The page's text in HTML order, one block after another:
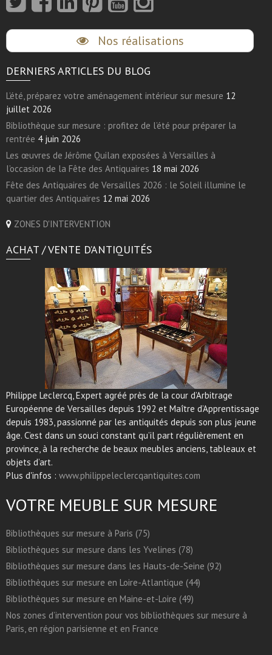
Nos réalisations
DERNIERS ARTICLES DU BLOG
L’été, préparez votre aménagement intérieur sur mesure 12
juillet 2026
Bibliothèque sur mesure : profitez de l’été pour préparer la
rentrée 4 juin 2026
Les œuvres de Jérôme Quilan exposées à Versailles à
l’occasion de la Fête des Antiquaires 18 mai 2026
Fête des Antiquaires de Versailles 2026 : le Soleil illumine le
quartier des Antiquaires 12 mai 2026
ZONES D'INTERVENTION
ACHAT / VENTE D’ANTIQUITÉS
Philippe Leclercq, Expert agréé près de la cour d’Arbitrage
Européenne de Versailles depuis 1992 et Maître d’Apprentissage
depuis 1983, passionné par les antiquités depuis son plus jeune
âge. C’est dans un souci constant qu’il part régulièrement en
province, à la recherche de beaux meubles anciens, tableaux et
objets d’art.
Plus d'infos : www.philippeleclercqantiquites.com
VOTRE MEUBLE SUR MESURE
Bibliothèques sur mesure à Paris (75)
Bibliothèques sur mesure dans les Yvelines (78)
Bibliothèques sur mesure dans les Hauts-de-Seine (92)
Bibliothèques sur mesure en Loire-Atlantique (44)
Bibliothèques sur mesure en Maine-et-Loire (49)
Nos zones d’intervention pour vos bibliothèques sur mesure à
Paris, en région parisienne et en France